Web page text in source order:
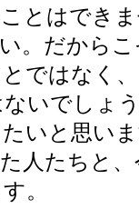
とはでき
。だから
ではなく
いでしょ
いと思い
人たちと
。